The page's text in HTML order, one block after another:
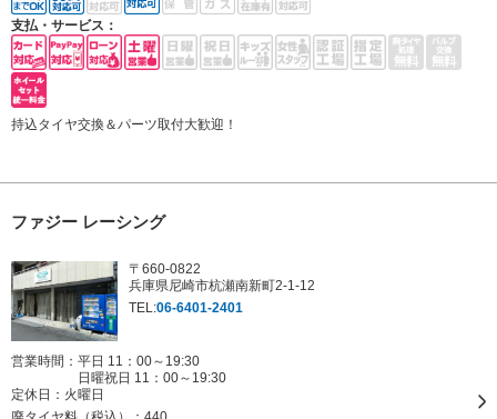
支払・サービス：
持込タイヤ交換＆パーツ取付大歓迎！
ファジー レーシング
〒660-0822
兵庫県尼崎市杭瀬南新町2-1-12
TEL:06-6401-2401
営業時間：平日 11：00～19:30
日曜祝日 11：00～19:30
定休日： 火曜日